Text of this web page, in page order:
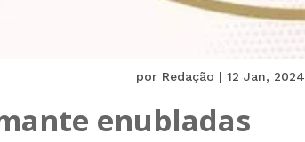
por Redação | 12 Jan, 2024
enubladas